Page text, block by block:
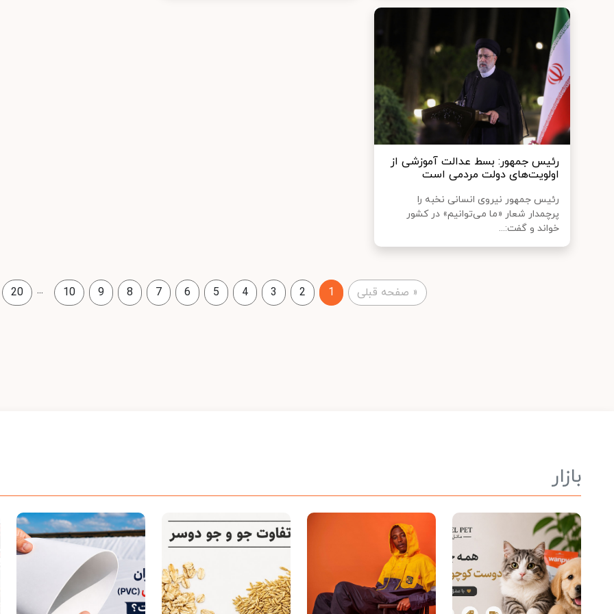
رئیس جمهور: بسط عدالت آموزشی از
اولویت‌های دولت مردمی است
رئیس جمهور نیروی انسانی نخبه را
پرچمدار شعار «ما می‌توانیم» در کشور
خواند و گفت:...
« صفحه قبلی 1
2
3
4
5
6
7
8
9
10
...
20
بازار